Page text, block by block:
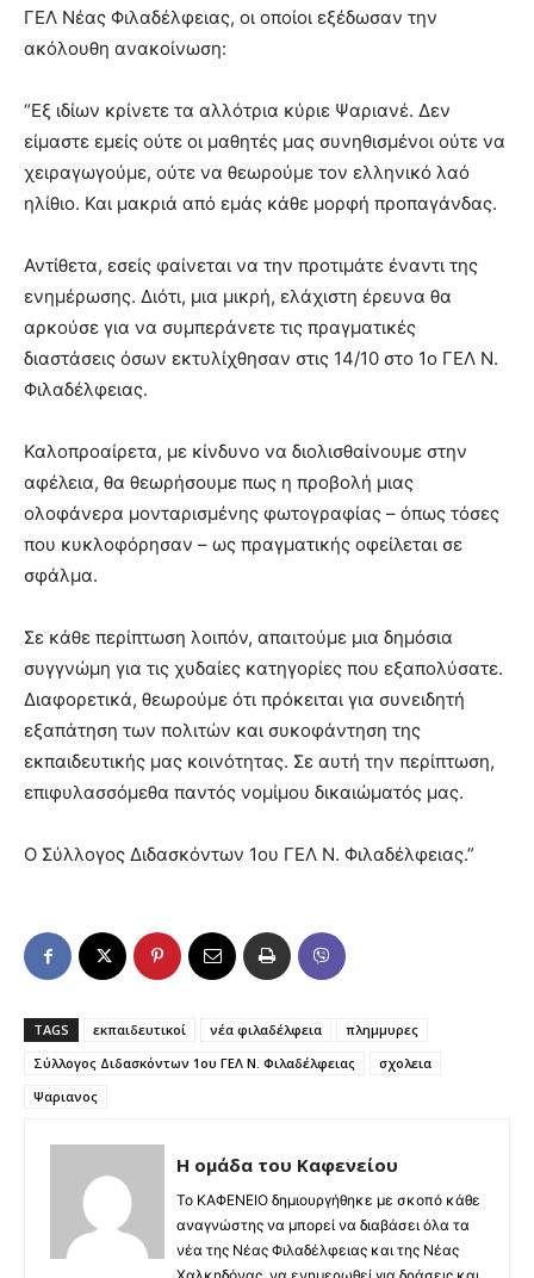
ΓΕΛ Νέας Φιλαδέλφειας, οι οποίοι εξέδωσαν την
ακόλουθη ανακοίνωση:
“Εξ ιδίων κρίνετε τα αλλότρια κύριε Ψαριανέ. Δεν
είμαστε εμείς ούτε οι μαθητές μας συνηθισμένοι ούτε να
χειραγωγούμε, ούτε να θεωρούμε τον ελληνικό λαό
ηλίθιο. Και μακριά από εμάς κάθε μορφή προπαγάνδας.
Αντίθετα, εσείς φαίνεται να την προτιμάτε έναντι της
ενημέρωσης. Διότι, μια μικρή, ελάχιστη έρευνα θα
αρκούσε για να συμπεράνετε τις πραγματικές
διαστάσεις όσων εκτυλίχθησαν στις 14/10 στο 1ο ΓΕΛ Ν.
Φιλαδέλφειας.
Καλοπροαίρετα, με κίνδυνο να διολισθαίνουμε στην
αφέλεια, θα θεωρήσουμε πως η προβολή μιας
ολοφάνερα μονταρισμένης φωτογραφίας – όπως τόσες
που κυκλοφόρησαν – ως πραγματικής οφείλεται σε
σφάλμα.
Σε κάθε περίπτωση λοιπόν, απαιτούμε μια δημόσια
συγγνώμη για τις χυδαίες κατηγορίες που εξαπολύσατε.
Διαφορετικά, θεωρούμε ότι πρόκειται για συνειδητή
εξαπάτηση των πολιτών και συκοφάντηση της
εκπαιδευτικής μας κοινότητας. Σε αυτή την περίπτωση,
επιφυλασσόμεθα παντός νομίμου δικαιώματός μας.
Ο Σύλλογος Διδασκόντων 1ου ΓΕΛ Ν. Φιλαδέλφειας.”
TAGS εκπαιδευτικοί νέα φιλαδέλφεια
πλημμυρες
Σύλλογος Διδασκόντων 1ου ΓΕΛ Ν. Φιλαδέλφειας
σχολεια
Ψαριανος
Η ομάδα του Καφενείου
Το ΚΑΦΕΝΕΙΟ δημιουργήθηκε με σκοπό κάθε
αναγνώστης να μπορεί να διαβάσει όλα τα
νέα της Νέας Φιλαδέλφειας και της Νέας